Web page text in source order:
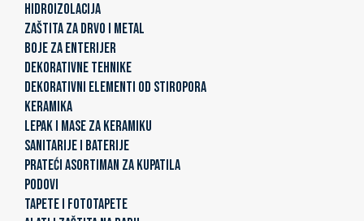
HIDROIZOLACIJA
ZAŠTITA ZA DRVO I METAL
BOJE ZA ENTERIJER
DEKORATIVNE TEHNIKE
DEKORATIVNI ELEMENTI OD STIROPORA
KERAMIKA
LEPAK I MASE ZA KERAMIKU
SANITARIJE I BATERIJE
PRATEĆI ASORTIMAN ZA KUPATILA
PODOVI
TAPETE I FOTOTAPETE